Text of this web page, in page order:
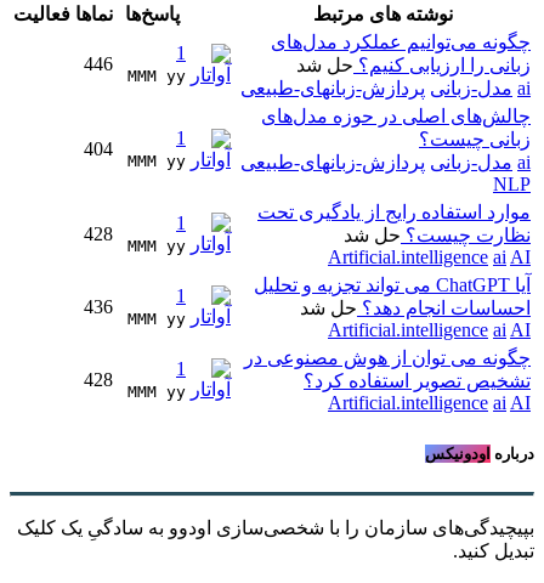
نوشته های مرتبط
پاسخ‌ها نماها فعالیت
چگونه می‌توانیم عملکرد مدل‌های
زبانی را ارزیابی کنیم؟ حل شد
ai مدل-زبانی پردازش-زبانهای-طبیعی
1
MMM yy
446
چالش‌های اصلی در حوزه مدل‌های
زبانی چیست؟
ai مدل-زبانی پردازش-زبانهای-طبیعی
NLP
1
MMM yy
404
موارد استفاده رایج از یادگیری تحت
نظارت چیست؟ حل شد
Artificial.intelligence ai AI
1
MMM yy
428
آیا ChatGPT می تواند تجزیه و تحلیل
احساسات انجام دهد؟ حل شد
Artificial.intelligence ai AI
1
MMM yy
436
چگونه می توان از هوش مصنوعی در
تشخیص تصویر استفاده کرد؟
Artificial.intelligence ai AI
1
MMM yy
428
درباره اودونیکس
بپیچیدگی‌های سازمان را با شخصی‌سازی اودوو به سادگیِ یک کلیک
تبدیل کنید.